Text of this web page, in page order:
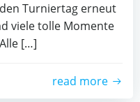
Turniertag erneut
viele tolle Momente
[…]
read more